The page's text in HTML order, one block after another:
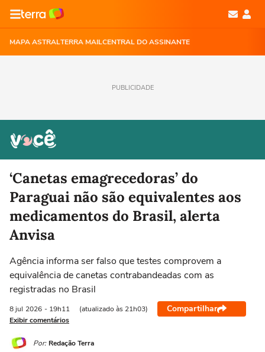
MAPA ASTRALTERRA MAILCENTRAL DO ASSINANTE
PUBLICIDADE
‘Canetas emagrecedoras’ do
Paraguai não são equivalentes aos
medicamentos do Brasil, alerta
Anvisa
Agência informa ser falso que testes comprovem a
equivalência de canetas contrabandeadas com as
registradas no Brasil
8 jul 2026 - 19h11 (atualizado às 21h03) Compartilhar
Exibir comentários
Por: Redação Terra